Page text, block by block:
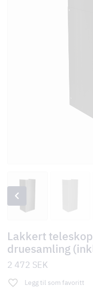
Lakkert
druesamling
2 472 SEK
Legg til som favoritt